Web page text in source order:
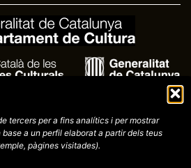
tercers per a fins analítics i per mostrar
a un perfil elaborat a partir dels teus
pàgines visitades).